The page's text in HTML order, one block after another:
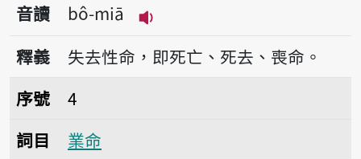
音讀
bô-miā
播放音讀bô-miā
釋義
失去性命，即死亡、死去、喪命。
序號4業命
序號
4
詞目
業命